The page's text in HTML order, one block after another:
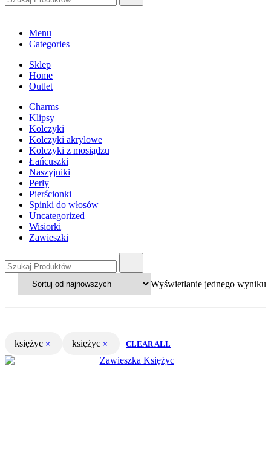
Menu
Categories
Sklep
Home
Outlet
Charms
Klipsy
Kolczyki
Kolczyki akrylowe
Kolczyki z mosiądzu
Łańcuszki
Naszyjniki
Perły
Pierścionki
Spinki do włosów
Uncategorized
Wisiorki
Zawieszki
Wyświetlanie jednego wyniku
księżyc księżyc CLEAR ALL